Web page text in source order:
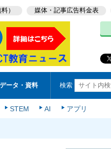
） 媒体・記事広告料金表
データ・資料 検索
STEM AI アプリ